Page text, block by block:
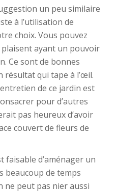
un peu similaire
à l’utilisation de
choix. Vous pouvez
ayant un pouvoir
Ce sont de bonnes
résultat qui tape à l’œil.
de ce jardin est
pour d’autres
pas heureux d’avoir
couvert de fleurs de
faisable d’aménager un
beaucoup de temps
ne peut pas nier aussi